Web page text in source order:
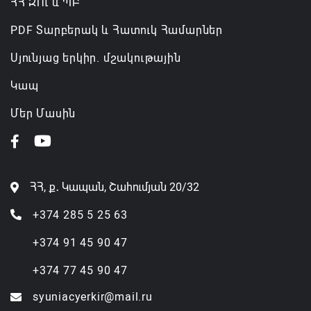
ՀՀ ԶՈւ և ՊԲ
PDF Տարբերակ և Հատուկ Համարներ
Սյունյաց երկիր. մշակութային
Կապ
Մեր Մասին
ՀՀ, ք․ Կապան, Շահումյան 20/32
+374 285 5 25 63
+374 91 45 90 47
+374 77 45 90 47
syuniacyerkir@mail.ru